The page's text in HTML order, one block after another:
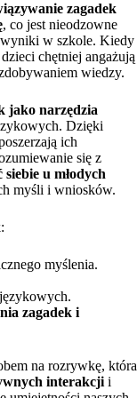
zagadek
, co jest nieodzowne
wyniki w szkole. Kiedy
chętniej angażują
wiedzy.
jako narzędzia
Dzięki
ich
się z
u młodych
myśli i wniosków.
myślenia.
zagadek i
na rozrywkę, która
interakcji i